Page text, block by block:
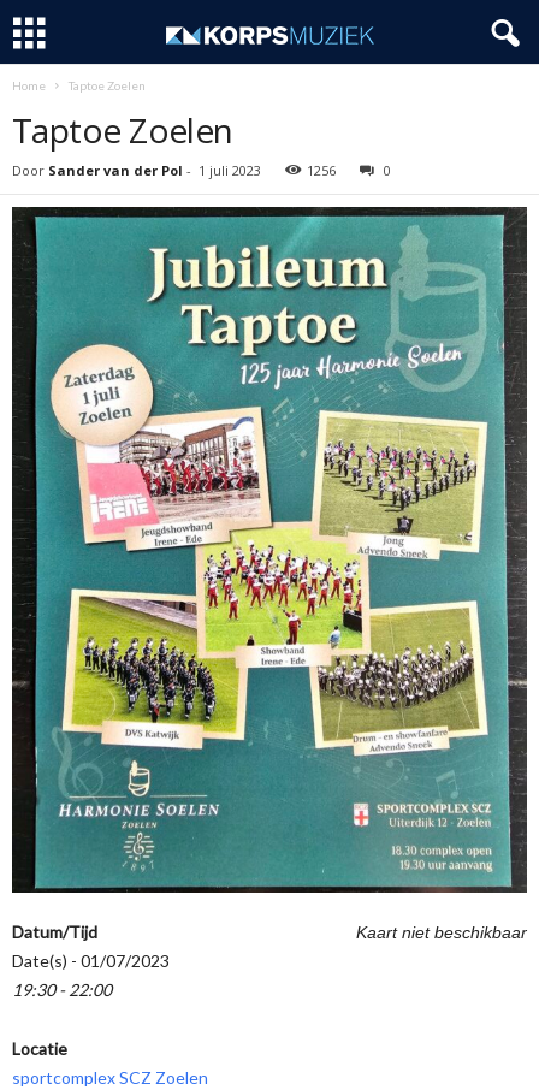
Home Taptoe Zoelen
Taptoe Zoelen
Door Sander van der Pol - 1 juli 2023 1256 0
Kaart niet beschikbaar
Datum/Tijd
Date(s) - 01/07/2023
19:30 - 22:00
Locatie
sportcomplex SCZ Zoelen